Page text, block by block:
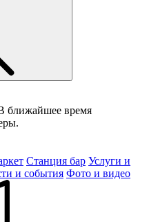
ближайшее время
Станция бар Услуги и
и события Фото и видео